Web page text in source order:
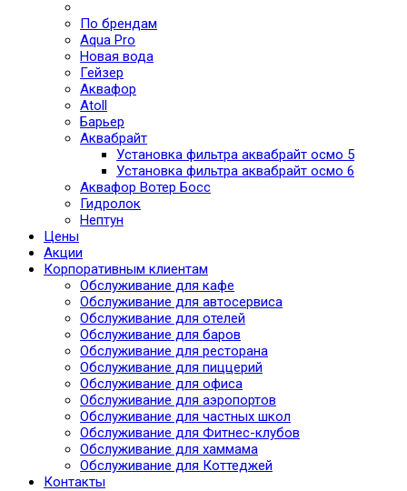
По брендам
Aqua Pro
Новая вода
Гейзер
Аквафор
Atoll
Барьер
Аквабрайт
Установка фильтра аквабрайт осмо 5
Установка фильтра аквабрайт осмо 6
Аквафор Вотер Босс
Гидролок
Нептун
Цены
Акции
Корпоративным клиентам
Обслуживание для кафе
Обслуживание для автосервиса
Обслуживание для отелей
Обслуживание для баров
Обслуживание для ресторана
Обслуживание для пиццерий
Обслуживание для офиса
Обслуживание для аэропортов
Обслуживание для частных школ
Обслуживание для Фитнес-клубов
Обслуживание для хаммама
Обслуживание для Коттеджей
Контакты